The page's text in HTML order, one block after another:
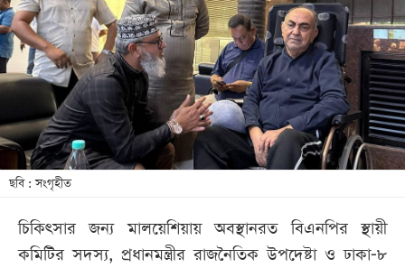
খেলা
বিনোদন
লাইফ
স্টাইল
শিক্ষা
তথ্যপ্রযুক্তি
বিভাগ
ছবি : সংগৃহীত
চিকিৎসার জন্য মালয়েশিয়ায় অবস্থানরত বিএনপির স্থায়ী
কমিটির সদস্য, প্রধানমন্ত্রীর রাজনৈতিক উপদেষ্টা ও ঢাকা-৮